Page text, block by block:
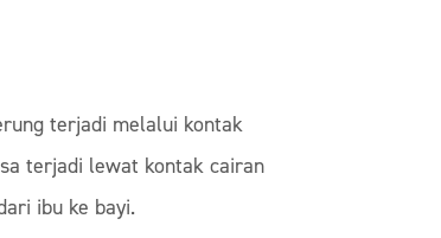
terjadi melalui kontak
terjadi lewat kontak cairan
ibu ke bayi.